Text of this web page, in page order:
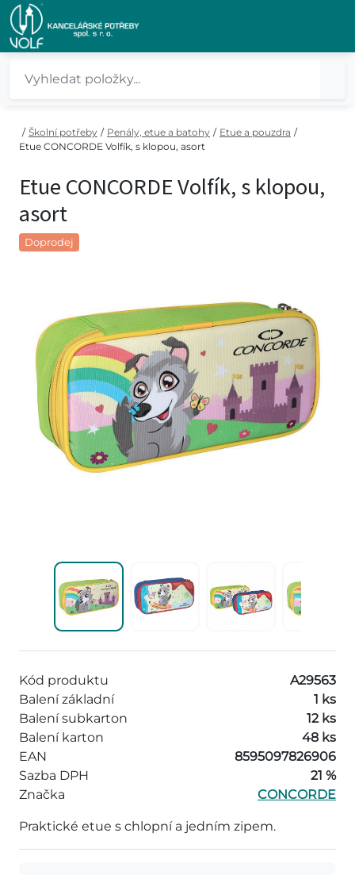
/ Školní potřeby / Penály, etue a batohy / Etue a pouzdra /
Etue CONCORDE Volfík, s klopou, asort
Etue CONCORDE Volfík, s klopou,
asort
Doprodej
Kód produktu
A29563
Balení základní
1 ks
Balení subkarton
12 ks
Balení karton
48 ks
EAN
8595097826906
Sazba DPH
21 %
Značka
CONCORDE
Praktické etue s chlopní a jedním zipem.